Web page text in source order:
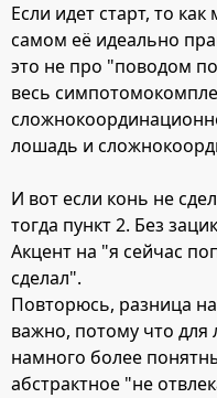
Если идет старт, то
самом её идеально
это не про "поводом
весь
лошадь и
И вот если конь не
тогда пункт 2. Без
Акцент на "я сейчас
сделал".
Повторюсь, разница
важно, потому что
намного более
абстрактное "не